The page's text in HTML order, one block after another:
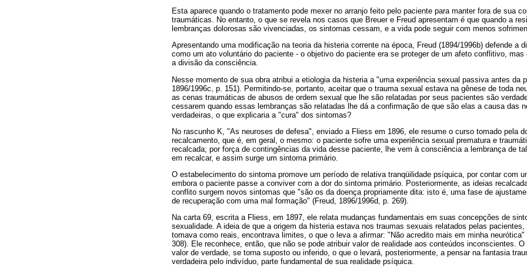
Esta aparece quando o tratamento pode mexer no arranjo feito pelo paciente para manter fora de sua
traumáticas. No entanto, o que se revela nos casos que Breuer e Freud apresentam é que quando a
lembranças dolorosas são vivenciadas, os sintomas cessam, e a vida pode seguir com menos
Apresentando uma modificação na teoria da histeria corrente na época, Freud (1894/1996b) defende a
como um ato voluntário do paciente - o objetivo do paciente era se proteger de um afeto conflitivo, mas
a divisão da consciência.
Nesse momento de sua obra atribui a etiologia da histeria a "uma experiência sexual passiva antes da
1896/1996c, p. 151). Permitindo-se, portanto, aceitar que o trauma sexual estava na gênese de toda
as cenas traumáticas de abusos de ordem sexual que lhe são relatadas por seus pacientes são
cessarem quando essas lembranças são relatadas lhe dá a confirmação de que são elas a causa das
verdadeiras, o que explicaria a "cura" dos sintomas?
No rascunho K, "As neuroses de defesa", enviado a Fliess em 1896, ele resume o curso tomado pela
recalcamento, que é, em geral, o mesmo: o paciente sofre uma experiência sexual prematura e
recalcada; por força de contingências da vida desse paciente, lhe vem à consciência a lembrança de
em recalcar, e assim surge um sintoma primário.
O estabelecimento do sintoma promove um período de relativa tranqüilidade psíquica, por contar com
embora o paciente passe a conviver com a dor do sintoma primário. Posteriormente, as ideias
conflito surgem novos sintomas que "são os da doença propriamente dita: isto é, uma fase de
de recuperação com uma mal formação" (Freud, 1896/1996d, p. 269).
Na carta 69, escrita a Fliess, em 1897, ele relata mudanças fundamentais em suas concepções de
sexualidade. A ideia de que a origem da histeria estava nos traumas sexuais relatados pelas
tomava como reais, encontrava limites, o que o leva a afirmar: "Não acredito mais em minha neurótica"
308). Ele reconhece, então, que não se pode atribuir valor de realidade aos conteúdos inconscientes.
valor de verdade, se torna suposto ou inferido, o que o levará, posteriormente, a pensar na fantasia
verdadeira pelo indivíduo, parte fundamental de sua realidade psíquica.